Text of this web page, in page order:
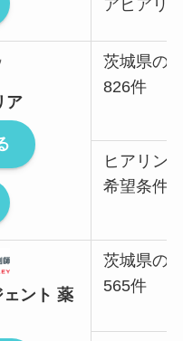
アヒアリ
ア
茨城県の
826件
ヒアリン
希望条件
ント 薬
茨城県の
565件